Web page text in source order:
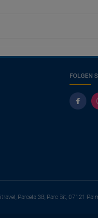
FOLGEN
Parcela 3B, Parc Bit, 07121